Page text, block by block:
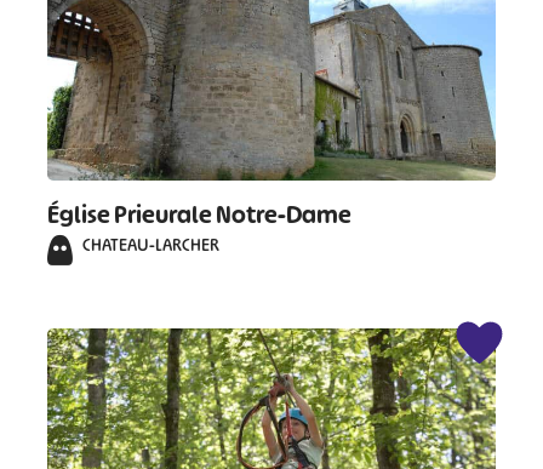
Église Prieurale Notre-Dame
CHATEAU-LARCHER